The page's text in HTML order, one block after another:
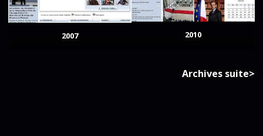
2007 2010
Archives suite>